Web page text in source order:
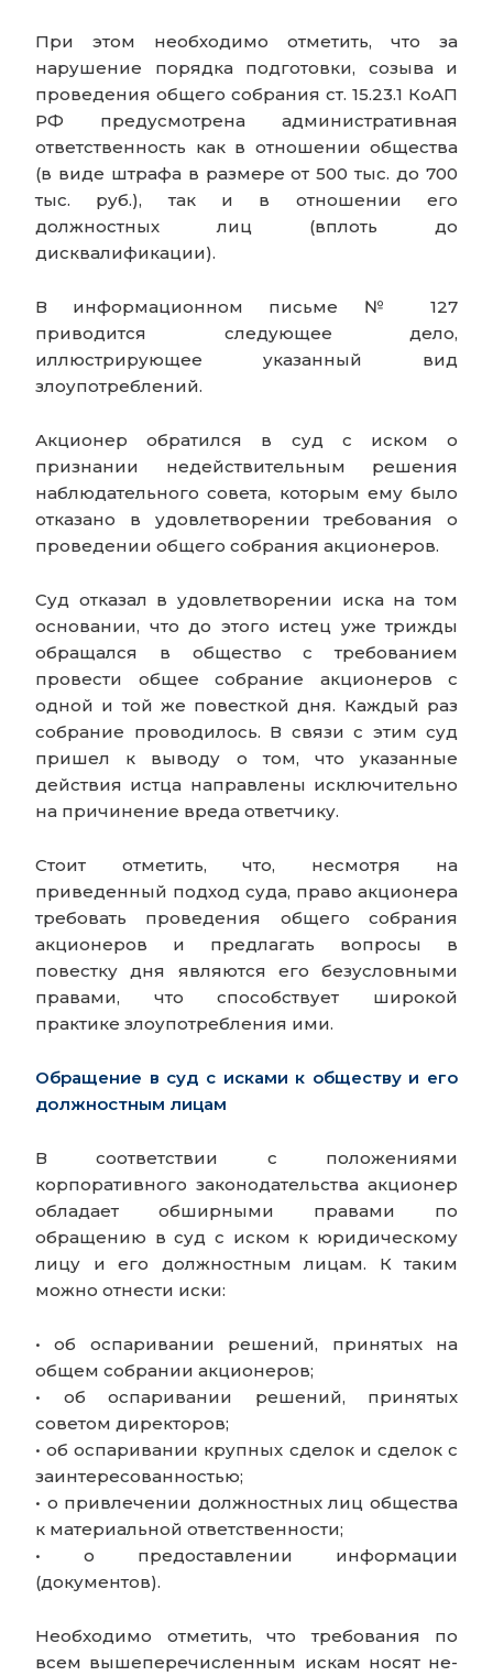
При этом необходимо отметить, что за
нарушение порядка подготовки, созыва и
проведения общего собрания ст. 15.23.1 КоАП
РФ предусмотрена административная
ответственность как в отношении общества
(в виде штрафа в размере от 500 тыс. до 700
тыс. руб.), так и в отношении его
должностных лиц (вплоть до
дисквалификации).
В информационном письме № 127
приводится следующее дело,
иллюстрирующее указанный вид
злоупотреблений.
Акционер обратился в суд с иском о
признании недействительным решения
наблюдательного совета, которым ему было
отказано в удовлетворении требования о
проведении общего собрания акционеров.
Суд отказал в удовлетворении иска на том
основании, что до этого истец уже трижды
обращался в общество с требованием
провести общее собрание акционеров с
одной и той же повесткой дня. Каждый раз
собрание проводилось. В связи с этим суд
пришел к выводу о том, что указанные
действия истца направлены исключительно
на причинение вреда ответчику.
Стоит отметить, что, несмотря на
приведенный подход суда, право акционера
требовать проведения общего собрания
акционеров и предлагать вопросы в
повестку дня являются его безусловными
правами, что способствует широкой
практике злоупотребления ими.
Обращение в суд с исками к обществу и его
должностным лицам
В соответствии с положениями
корпоративного законодательства акционер
обладает обширными правами по
обращению в суд с иском к юридическому
лицу и его должностным лицам. К таким
можно отнести иски:
• об оспаривании решений, принятых на
общем собрании акционеров;
• об оспаривании решений, принятых
советом директоров;
• об оспаривании крупных сделок и сделок с
заинтересованностью;
• о привлечении должностных лиц общества
к материальной ответственности;
• о предоставлении информации
(документов).
Необходимо отметить, что требования по
всем вышеперечисленным искам носят не-